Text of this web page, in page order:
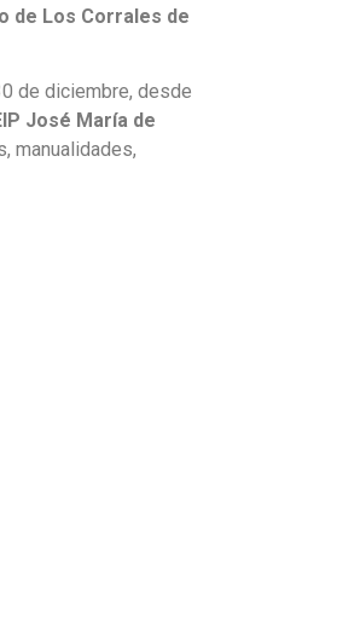
de Los Corrales de
de diciembre, desde
José María de
manualidades,